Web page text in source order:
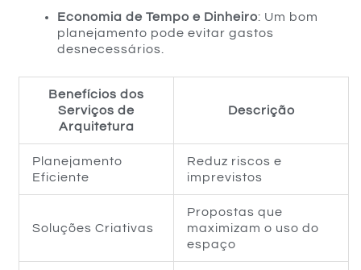
Economia de Tempo e Dinheiro: Um bom
planejamento pode evitar gastos
desnecessários.
Benefícios dos
Serviços de
Arquitetura
Descrição
Planejamento
Eficiente
Reduz riscos e
imprevistos
Soluções Criativas
Propostas que
maximizam o uso do
espaço